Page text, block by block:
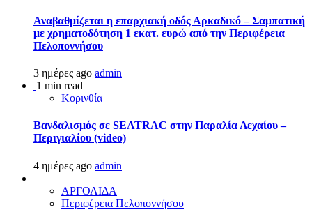
Αναβαθμίζεται η επαρχιακή οδός Αρκαδικό – Σαμπατική
με χρηματοδότηση 1 εκατ. ευρώ από την Περιφέρεια
Πελοποννήσου
3 ημέρες ago admin
1 min read
Κορινθία
Βανδαλισμός σε SEATRAC στην Παραλία Λεχαίου –
Περιγιαλίου (video)
4 ημέρες ago admin
ΑΡΓΟΛΙΔΑ
Περιφέρεια Πελοποννήσου